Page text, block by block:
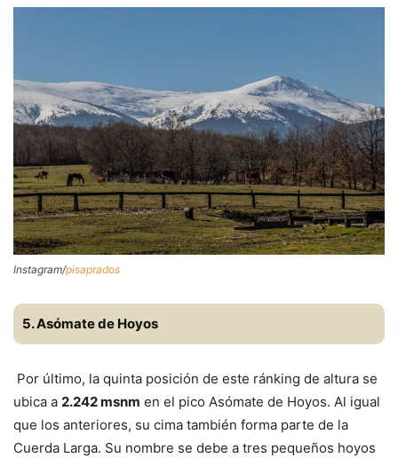
Instagram/pisaprados
5. Asómate de Hoyos
Por último, la quinta posición de este ránking de altura se
ubica a 2.242 msnm en el pico Asómate de Hoyos. Al igual
que los anteriores, su cima también forma parte de la
Cuerda Larga. Su nombre se debe a tres pequeños hoyos